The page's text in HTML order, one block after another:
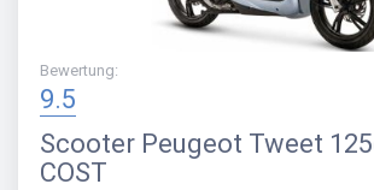
Bewertung:
9.5
Scooter Peugeot Tweet
COST